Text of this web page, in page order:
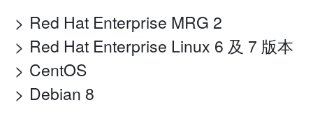
Red Hat Enterprise MRG 2
Red Hat Enterprise Linux 6 及 7 版本
CentOS
Debian 8